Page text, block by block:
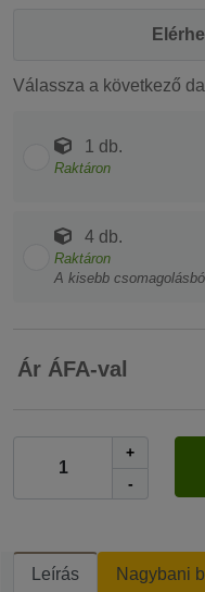
Válassza a következő
1 db.
Raktáron
4 db.
Raktáron
A kisebb
Ár ÁFA-val
+
-
Leírás Nagybani